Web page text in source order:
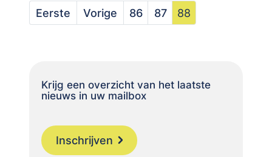
Eerste Vorige 86 87 88
Krijg een overzicht van het laatste
nieuws in uw mailbox
Inschrijven